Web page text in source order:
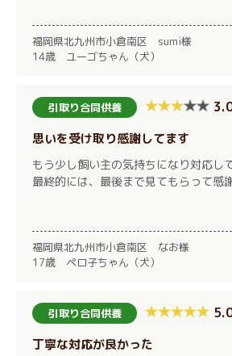
福岡県北九州市小倉南区 sumi様
14歳 ユーゴちゃん（犬）
引取り合同供養
思いを受け取り感謝してます
もう少し飼い主の気持ちになり対応し
最終的には、最後まで見てもらって感
福岡県北九州市小倉南区 なお様
17歳 ペロ子ちゃん（犬）
引取り合同供養
丁寧な対応が良かった